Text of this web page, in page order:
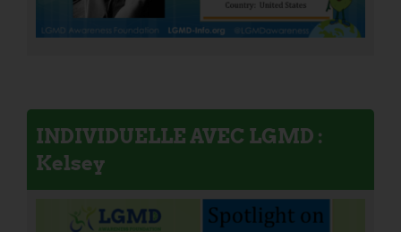
INDIVIDUELLE AVEC LGMD :
Kelsey